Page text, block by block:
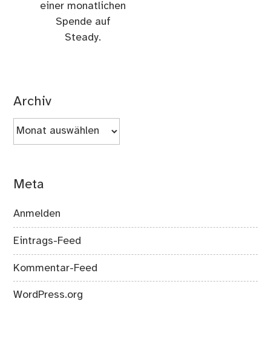
einer monatlichen
Spende auf
Steady.
Archiv
Archiv
Meta
Anmelden
Eintrags-Feed
Kommentar-Feed
WordPress.org